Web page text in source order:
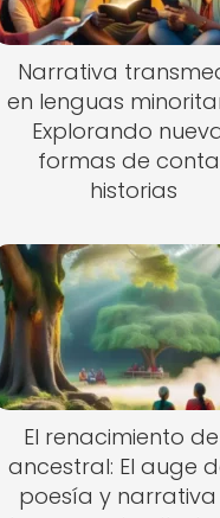
Narrativa
en lenguas
Explorando
formas de
historias
El renacimiento
ancestral: El auge
poesía y narrativa